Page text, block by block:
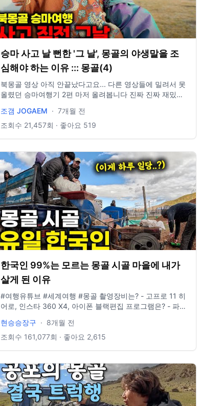
승마 사고 날 뻔한 '그 날', 몽골의 야생말을 조
심해야 하는 이유 ::: 몽골(4)
북몽골 영상 아직 안끝났다고요... 다른 영상들에 밀려서 못
올렸던 승마여행기 2편 마저 올려봅니다 진짜 진짜 재밌었
졌다는 거겠지요...? 허허 다음 영상에서 봅시다요 사랑합니
다 여러분 ::: INSTAGRAM jominnnnnnn(n7개) :::
조갬 JOGAEM · 7개월 전
조회수 21,457회 · 좋아요 519
한국인 99%는 모르는 몽골 시골 마을에 내가
살게 된 이유
#여행유튜브 #세계여행 #몽골 촬영장비는? - 고프로 11 히
어로, 인스타 360 X4, 아이폰 블랙편집 프로그램은? - 파이
idclrlrlcks@naver.com
현승승장구 · 8개월 전
조회수 161,077회 · 좋아요 2,615